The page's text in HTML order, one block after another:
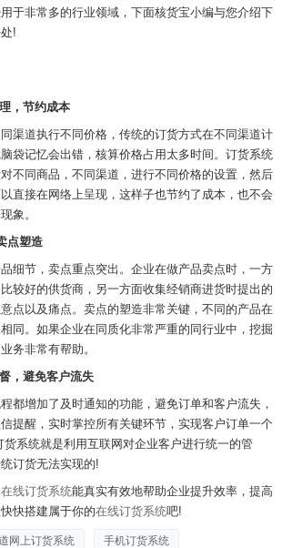
于非常多的行业领域，下面核货宝小编与您介绍下
!
，节约成本
渠道执行不同价格，传统的订货方式在不同渠道计
袋记忆会出错，核算价格占用太多时间。订货系统
不同商品，不同渠道，进行不同价格的设置，然后
直接在网络上呈现，这样子也节约了成本，也不会
象。
点塑造
细节，卖点重点突出。企业在做产品卖点时，一方
较好的供货商，另一方面收集经销商进货时提出的
点以及痛点。卖点的塑造非常关键，不同的产品在
同。如果企业在同质化非常严重的同行业中，挖掘
务非常有帮助。
，避免客户流失
都增加了及时通知的功能，避免订单和客户流失，
提醒，实时掌控所有关键环节，实现客户订单一个
货系统就是利用互联网对企业客户进行统一的管
订货无法实现的!
在线订货系统能真实有效地帮助企业提升效率，提高
快搭建属于你的在线订货系统吧!
网上订货系统 手机订货系统